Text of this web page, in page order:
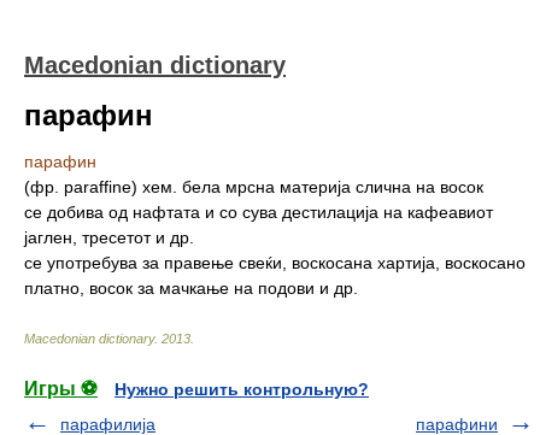
Macedonian dictionary
парафин
парафин
(фр. paraffine) хем. бела мрсна материја слична на восок
се добива од нафтата и со сува дестилација на кафеавиот
јаглен, тресетот и др.
се употребува за правење свеќи, воскосана хартија, воскосано
платно, восок за мачкање на подови и др.
Macedonian dictionary. 2013
Игры ⚽
Нужно решить контрольную?
парафилија
парафини